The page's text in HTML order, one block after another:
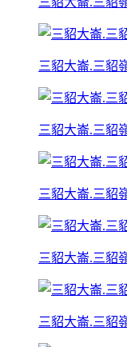
三貂大崙.三貂
三貂大崙.三貂
三貂大崙.三貂
三貂大崙.三貂
三貂大崙.三貂